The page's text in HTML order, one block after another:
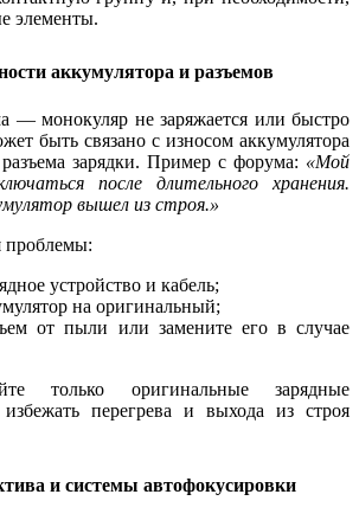
элементы.
аккумулятора и разъемов
— монокуляр не заряжается или быстро
быть связано с износом аккумулятора
зарядки. Пример с форума: «Мой
после длительного хранения.
вышел из строя.»
проблемы:
устройство и кабель;
на оригинальный;
от пыли или замените его в случае
только оригинальные зарядные
перегрева и выхода из строя
и системы автофокусировки